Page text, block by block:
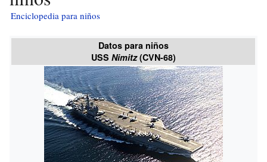
Enciclopedia para niños
Datos para niños
USS Nimitz(CVN-68)